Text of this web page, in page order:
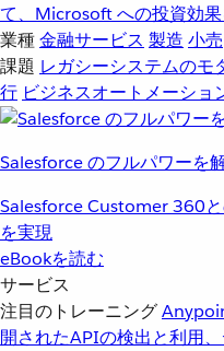
て、Microsoft への投資効果
業種金融サービス 製造 小売
課題 レガシーシステムのモ
行 ビジネスオートメーショ
Salesforce のフルパワーを
Salesforce Customer 360
を実現
eBookを読む
サービス
注目のトレーニング
開されたAPIの検出と利用